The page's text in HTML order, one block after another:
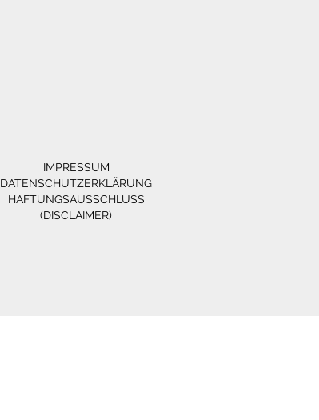
IMPRESSUM
DATENSCHUTZERKLÄRUNG
HAFTUNGSAUSSCHLUSS
(DISCLAIMER)